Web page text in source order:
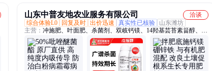
山东中普友地农业服务有限公司
洽谈
综合体验L0
回复及时 出价迅速 真实性已核验
山东潍坊
主营： 冲施肥、叶面肥、杀菌剂、双岐钙镁、14羟基芸苔素甾醇、根
腐病、青枯病、猕猴桃溃疡病、微生物菌剂、土壤改良剂、柑橘叶斑
病、人参立枯病、猝倒病、病毒抑制剂、防病肥料、有机生物酶、进
口滴灌肥、OEAT酶活剂、奥植丰、杀螨剂、春雷王铜、番茄青枯
病、奥多收、土壤调理剂、奥丰液体氮叶面肥、解肥害肥料